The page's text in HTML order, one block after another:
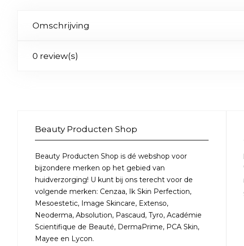
Omschrijving
0 review(s)
Beauty Producten Shop
Beauty Producten Shop is dé webshop voor
bijzondere merken op het gebied van
huidverzorging! U kunt bij ons terecht voor de
volgende merken: Cenzaa, Ik Skin Perfection,
Mesoestetic, Image Skincare, Extenso,
Neoderma, Absolution, Pascaud, Tyro, Académie
Scientifique de Beauté, DermaPrime, PCA Skin,
Mayee en Lycon.